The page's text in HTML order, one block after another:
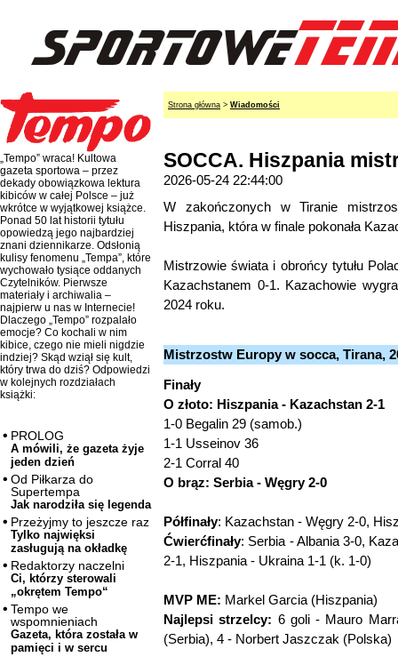
„Tempo” wraca! Kultowa
gazeta sportowa – przez
dekady obowiązkowa lektura
kibiców w całej Polsce – już
wkrótce w wyjątkowej książce.
Ponad 50 lat historii tytułu
opowiedzą jego najbardziej
znani dziennikarze. Odsłonią
kulisy fenomenu „Tempa”, które
wychowało tysiące oddanych
Czytelników. Pierwsze
materiały i archiwalia –
najpierw u nas w Internecie!
Dlaczego „Tempo” rozpalało
emocje? Co kochali w nim
kibice, czego nie mieli nigdzie
indziej? Skąd wziął się kult,
który trwa do dziś? Odpowiedzi
w kolejnych rozdziałach
książki:
PROLOG
A mówili, że gazeta żyje
jeden dzień
Od Piłkarza do
Supertempa
Jak narodziła się legenda
Przeżyjmy to jeszcze raz
Tylko najwięksi
zasługują na okładkę
Redaktorzy naczelni
Ci, którzy sterowali
„okrętem Tempo“
Tempo we
wspomnieniach
Gazeta, która została w
pamięci i w sercu
Strona główna > Wiadomości
SOCCA. Hiszpania
2026-05-24 22:44:00
W zakończonych w Tiranie
Hiszpania, która w finale pokonała
Mistrzowie świata i obrońcy tytułu
Kazachstanem 0-1. Kazachowie
2024 roku.
Mistrzostw Europy w socca, Tirana,
Finały
O złoto: Hiszpania - Kazachstan 2-1
1-0 Begalin 29 (samob.)
1-1 Usseinov 36
2-1 Corral 40
O brąz: Serbia - Węgry 2-0
Półfinały: Kazachstan - Węgry 2-0,
Ćwierćfinały: Serbia - Albania 3-0,
2-1, Hiszpania - Ukraina 1-1 (k. 1-0)
MVP ME: Markel Garcia (Hiszpania)
Najlepsi strzelcy: 6 goli - Mauro
(Serbia), 4 - Norbert Jaszczak (Polska)